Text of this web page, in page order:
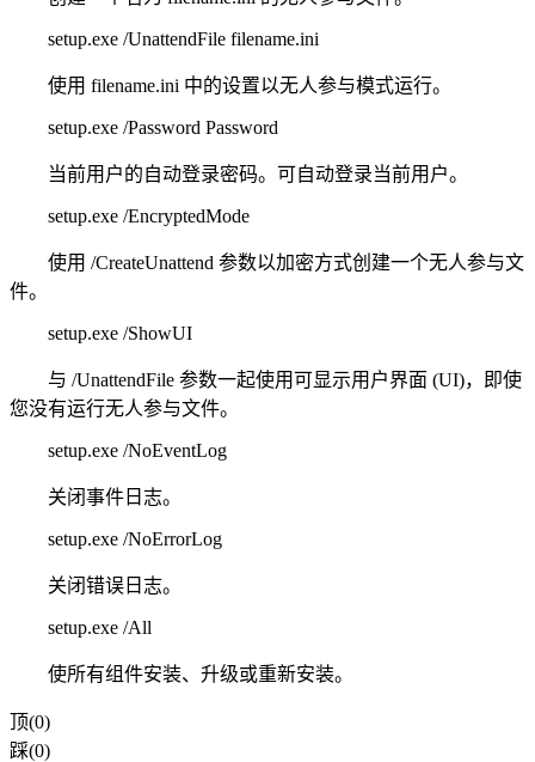
setup.exe /UnattendFile filename.ini
使用 filename.ini 中的设置以无人参与模式运行。
setup.exe /Password Password
当前用户的自动登录密码。可自动登录当前用户。
setup.exe /EncryptedMode
使用 /CreateUnattend 参数以加密方式创建一个无人参与文
件。
setup.exe /ShowUI
与 /UnattendFile 参数一起使用可显示用户界面 (UI)，即使
您没有运行无人参与文件。
setup.exe /NoEventLog
关闭事件日志。
setup.exe /NoErrorLog
关闭错误日志。
setup.exe /All
使所有组件安装、升级或重新安装。
顶(0)
踩(0)